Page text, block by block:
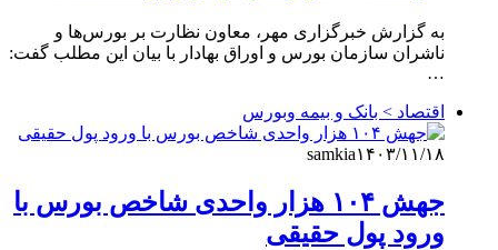
به گزارش خبرگزاری مهر، معاون نظارت بر بورس‌ها و
ناشران سازمان بورس و اوراق بهادار با بیان این مطلب گفت:
…
اقتصاد > بانک و بیمه وبورس
samkia۱۴۰۳/۱۱/۱۸
جهش ۱۰۴ هزار واحدی شاخص بورس با
ورود پول حقیقی